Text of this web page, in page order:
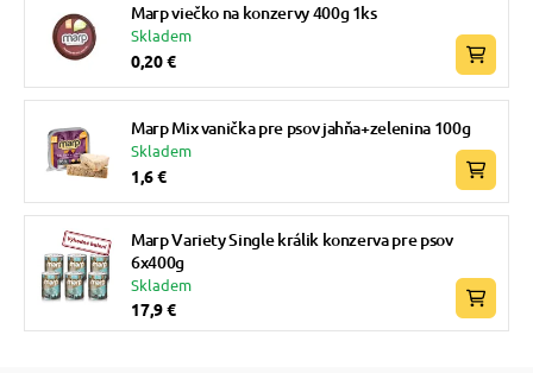
Marp viečko na konzervy 400g 1ks
Skladem
0,20 €
Marp Mix vanička pre psov jahňa+zelenina 100g
Skladem
1,6 €
Marp Variety Single králik konzerva pre psov
6x400g
Skladem
17,9 €